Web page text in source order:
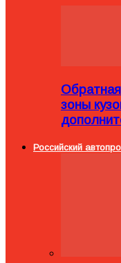
зоны
Российский